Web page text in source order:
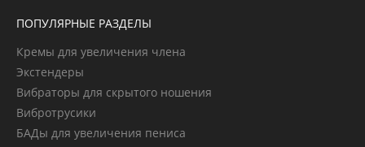
ПОПУЛЯРНЫЕ РАЗДЕЛЫ
Кремы для увеличения члена
Экстендеры
Вибраторы для скрытого ношения
Вибротрусики
БАДы для увеличения пениса